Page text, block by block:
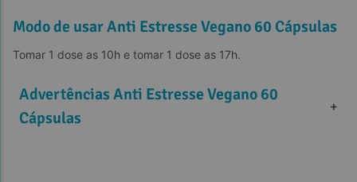
Modo de usar Anti Estresse Vegano 60 Cápsulas
Tomar 1 dose as 10h e tomar 1 dose as 17h.
Advertências Anti Estresse Vegano 60
Cápsulas
+